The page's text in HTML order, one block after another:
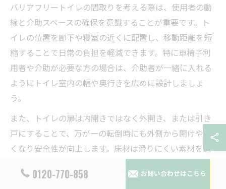
バリアフリートイレの間取りを考える際は、使用者の動
線と介助スペースの確保を意識することが重要です。ト
イレの位置を廊下や寝室の近くに配置し、移動距離を短
縮することで日常の負担を軽減できます。特に車椅子利
用者や介助が必要な方の場合は、介助者が一緒に入れる
ようにトイレ室内の幅や奥行きを広めに設計しましょ
う。
また、トイレの扉は内開きではなく外開き、または引き
戸にすることで、万が一の転倒時にも外側から開けやす
くなり安全性が向上します。床材は滑りにくい素材を選
び、段差解消用のスロープ設置も有効です。照明はセン
サー式や明るめのものにすることで、夜間の利用時も安
0120-770-858 お問い合わせはこちら